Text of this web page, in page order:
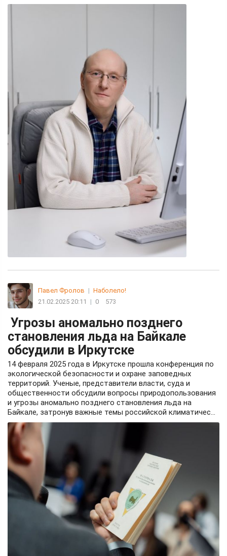
Павел Фролов | Наболело!
21.02.2025 20:11
| 0 573
Угрозы аномально позднего
становления льда на Байкале
обсудили в Иркутске
14 февраля 2025 года в Иркутске прошла конференция по
экологической безопасности и охране заповедных
территорий. Ученые, представители власти, суда и
общественности обсудили вопросы природопользования
и угрозы аномально позднего становления льда на
Байкале, затронув важные темы российской климатичес...